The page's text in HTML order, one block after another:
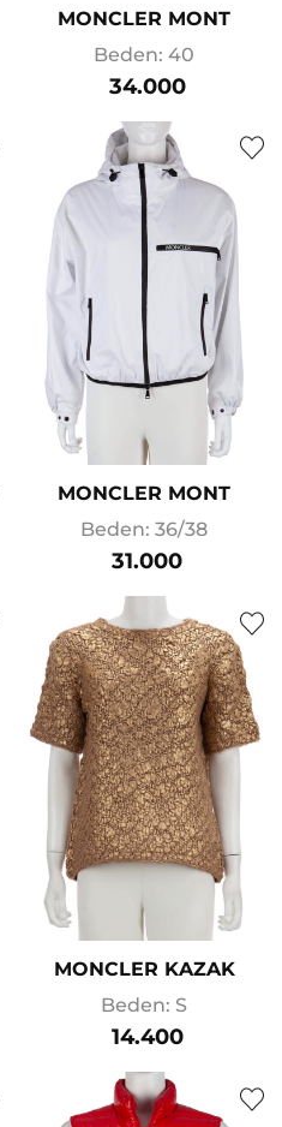
MONCLER MONT
Beden: 40
34.000
MONCLER MONT
Beden: 36/38
31.000
MONCLER KAZAK
Beden: S
14.400